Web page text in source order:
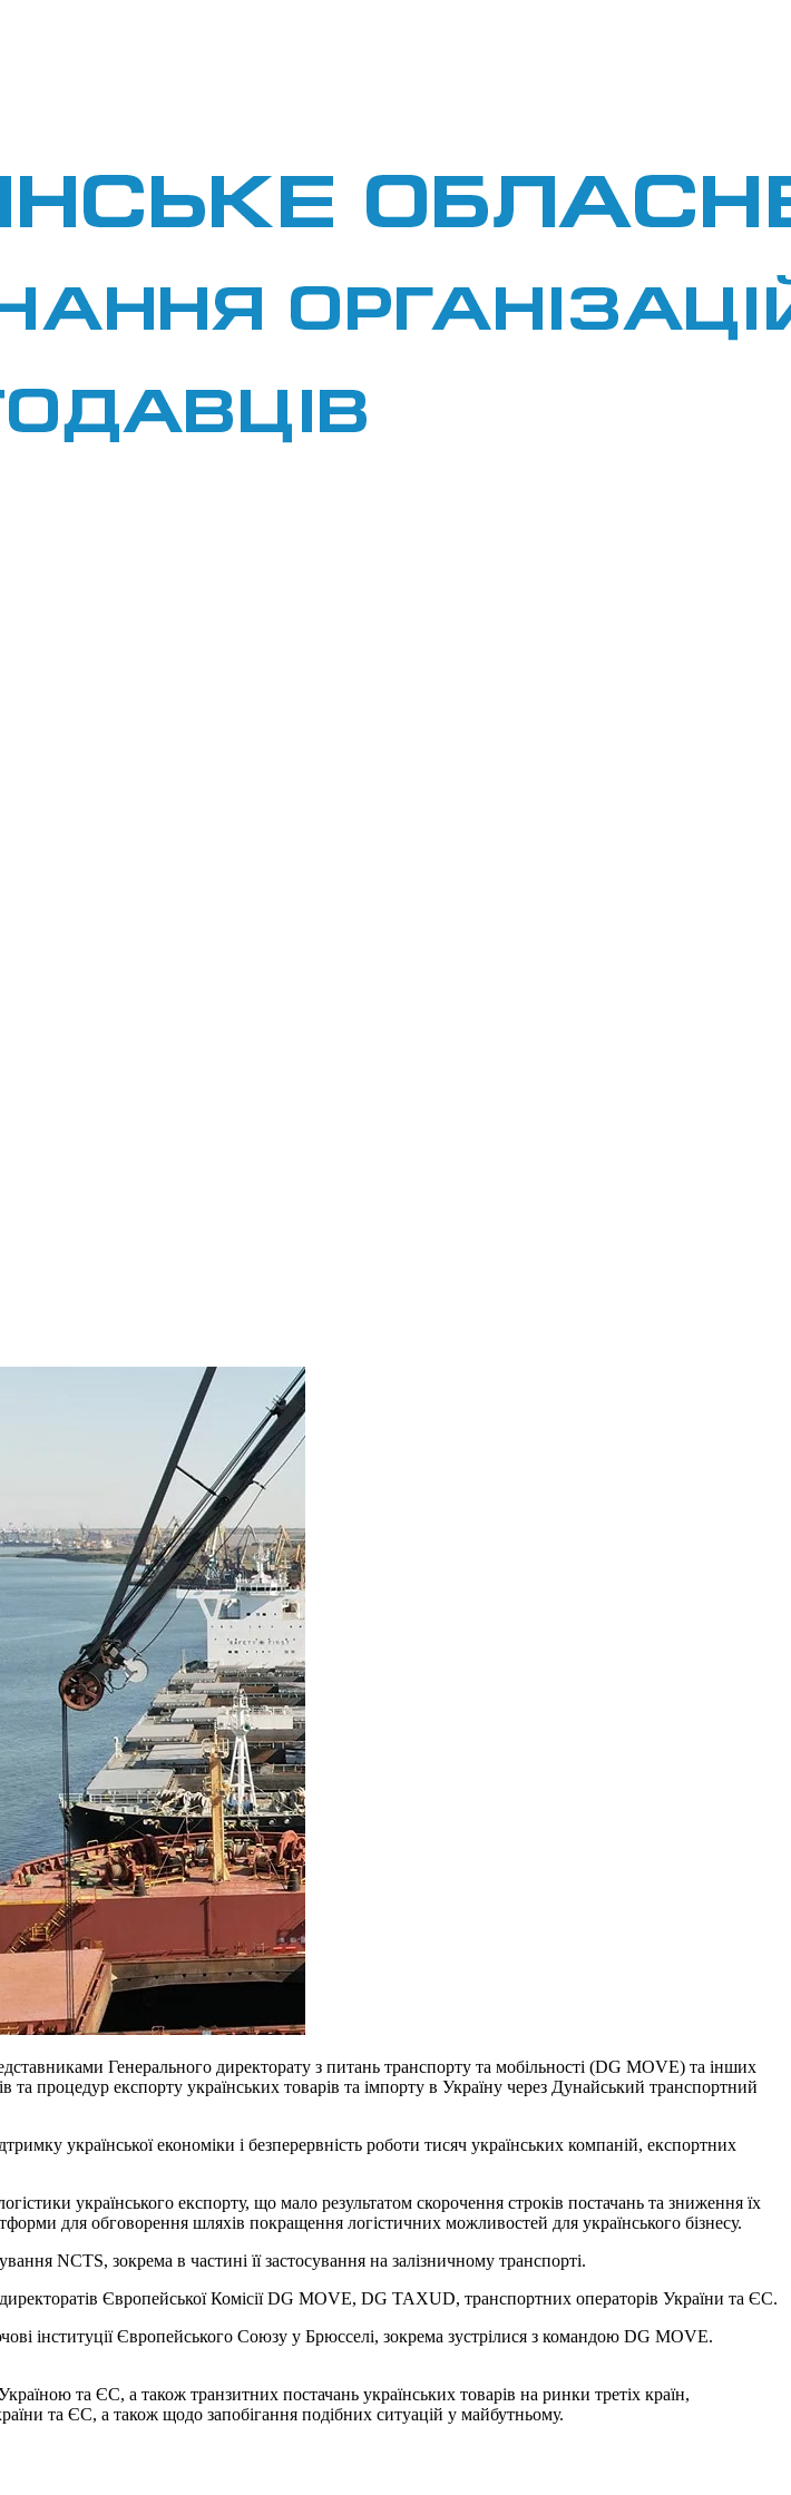
Генерального директорату з питань транспорту та мобільності (DG MOVE) та інших
та процедур експорту українських товарів та імпорту в Україну через Дунайський транспортний
української економіки і безперервність роботи тисяч українських компаній, експортних
українського експорту, що мало результатом скорочення строків постачань та зниження їх
для обговорення шляхів покращення логістичних можливостей для українського бізнесу.
NCTS, зокрема в частині її застосування на залізничному транспорті.
Європейської Комісії DG MOVE, DG TAXUD, транспортних операторів України та ЄС.
інституції Європейського Союзу у Брюсселі, зокрема зустрілися з командою DG MOVE.
та ЄС, а також транзитних постачань українських товарів на ринки третіх країн,
та ЄС, а також щодо запобігання подібних ситуацій у майбутньому.